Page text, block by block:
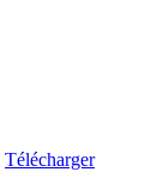
Télécharger